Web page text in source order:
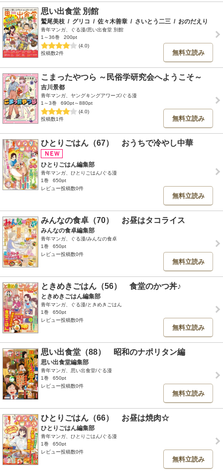
思い出食堂 別館
鷲尾美枝 / グリコ / 佐々木善章 / さいとう二三 / おのだえり
青年マンガ、ぐる漫/思い出食堂 別館
1～36巻
200pt
(4.0)
投稿数2件
無料立読み
こまったやつら ～民俗学研究会へようこそ～
吉川景都
青年マンガ、ヤングキングアワーズ/ぐる漫
1～3巻
690pt～880pt
(4.0)
投稿数1件
無料立読み
ひとりごはん（67） おうちで冷やし中華
ひとりごはん編集部
青年マンガ、ひとりごはん/ぐる漫
1巻
650pt
レビュー投稿数0件
無料立読み
みんなの食卓（70） お昼はタコライス
みんなの食卓編集部
青年マンガ、ぐる漫/みんなの食卓
1巻
650pt
レビュー投稿数0件
無料立読み
ときめきごはん（56） 食堂のかつ丼♪
ときめきごはん編集部
青年マンガ、ぐる漫/ときめきごはん
1巻
650pt
レビュー投稿数0件
無料立読み
思い出食堂（88） 昭和のナポリタン編
思い出食堂編集部
青年マンガ、思い出食堂/ぐる漫
1巻
650pt
レビュー投稿数0件
無料立読み
ひとりごはん（66） お昼は焼肉☆
ひとりごはん編集部
青年マンガ、ひとりごはん/ぐる漫
1巻
650pt
レビュー投稿数0件
無料立読み